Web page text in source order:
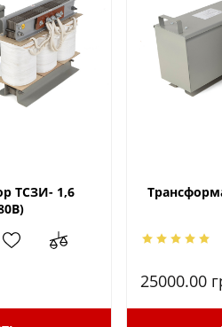
ТСЗИ- 1,6
25000.00